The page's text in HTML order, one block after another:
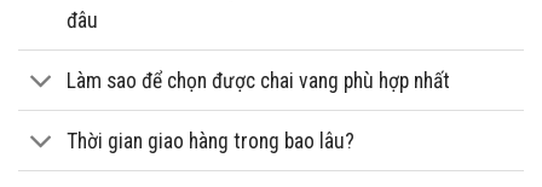
đâu
Làm sao để chọn được chai vang phù hợp nhất
Thời gian giao hàng trong bao lâu?